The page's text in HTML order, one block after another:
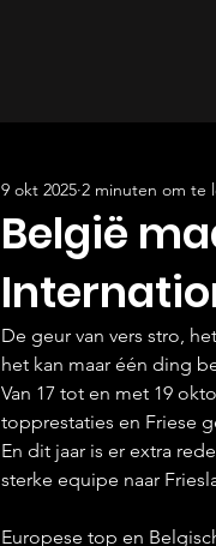
België
9 okt 2025 2 minuten om te
De geur van vers stro,
het kan maar één ding
Van 17 tot en met 19
topprestaties en Friese
En dit jaar is er extra
sterke equipe naar
Europese top en